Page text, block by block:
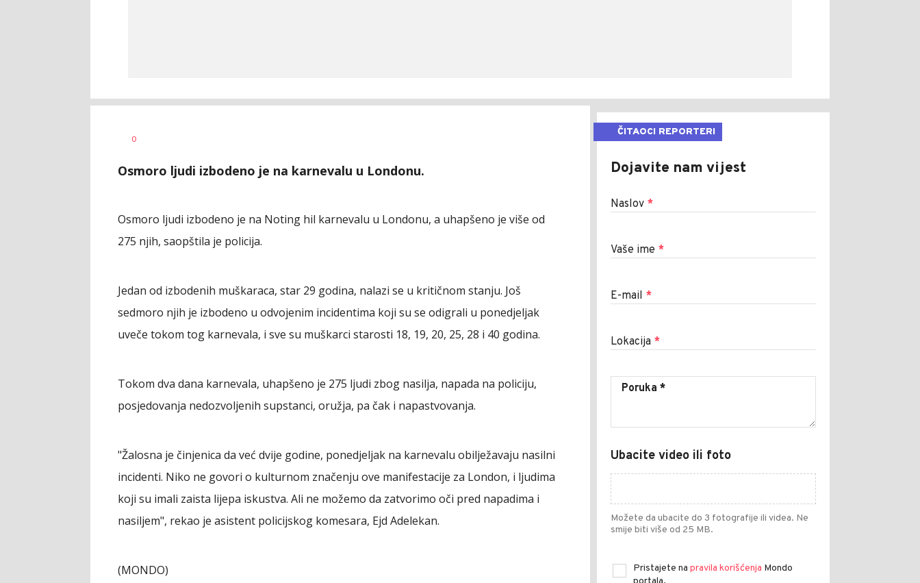
AUTOR
0
Osmoro ljudi izbodeno je na karnevalu u Londonu.
Osmoro ljudi izbodeno je na Noting hil karnevalu u Londonu, a uhapšeno je više od
275 njih, saopštila je policija.
Jedan od izbodenih muškaraca, star 29 godina, nalazi se u kritičnom stanju. Još
sedmoro njih je izbodeno u odvojenim incidentima koji su se odigrali u ponedjeljak
uveče tokom tog karnevala, i sve su muškarci starosti 18, 19, 20, 25, 28 i 40 godina.
Tokom dva dana karnevala, uhapšeno je 275 ljudi zbog nasilja, napada na policiju,
posjedovanja nedozvoljenih supstanci, oružja, pa čak i napastvovanja.
"Žalosna je činjenica da već dvije godine, ponedjeljak na karnevalu obilježavaju nasilni
incidenti. Niko ne govori o kulturnom značenju ove manifestacije za London, i ljudima
koji su imali zaista lijepa iskustva. Ali ne možemo da zatvorimo oči pred napadima i
nasiljem", rekao je asistent policijskog komesara, Ejd Adelekan.
(MONDO)
ČITAOCI REPORTERI
Dojavite nam vijest
Naslov *
Vaše ime *
E-mail *
Lokacija *
Ubacite video ili foto
Možete da ubacite do 3 fotografije ili videa. Ne
smije biti više od 25 MB.
Pristajete na pravila korišćenja Mondo